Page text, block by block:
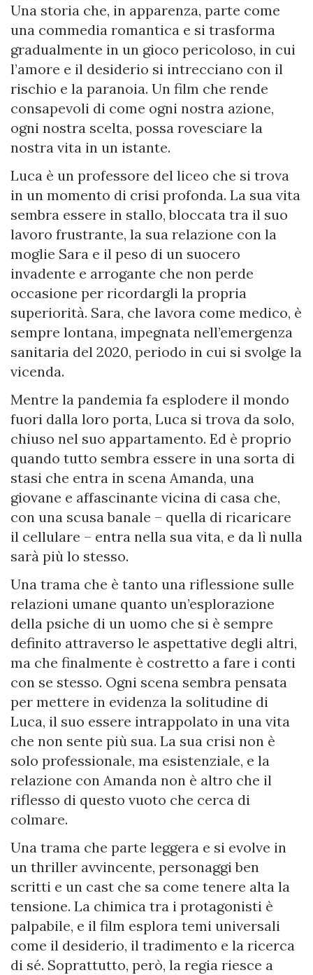
Una storia che, in apparenza, parte come
una commedia romantica e si trasforma
gradualmente in un gioco pericoloso, in cui
l’amore e il desiderio si intrecciano con il
rischio e la paranoia. Un film che rende
consapevoli di come ogni nostra azione,
ogni nostra scelta, possa rovesciare la
nostra vita in un istante.
Luca è un professore del liceo che si trova
in un momento di crisi profonda. La sua vita
sembra essere in stallo, bloccata tra il suo
lavoro frustrante, la sua relazione con la
moglie Sara e il peso di un suocero
invadente e arrogante che non perde
occasione per ricordargli la propria
superiorità. Sara, che lavora come medico, è
sempre lontana, impegnata nell’emergenza
sanitaria del 2020, periodo in cui si svolge la
vicenda.
Mentre la pandemia fa esplodere il mondo
fuori dalla loro porta, Luca si trova da solo,
chiuso nel suo appartamento. Ed è proprio
quando tutto sembra essere in una sorta di
stasi che entra in scena Amanda, una
giovane e affascinante vicina di casa che,
con una scusa banale – quella di ricaricare
il cellulare – entra nella sua vita, e da lì nulla
sarà più lo stesso.
Una trama che è tanto una riflessione sulle
relazioni umane quanto un’esplorazione
della psiche di un uomo che si è sempre
definito attraverso le aspettative degli altri,
ma che finalmente è costretto a fare i conti
con se stesso. Ogni scena sembra pensata
per mettere in evidenza la solitudine di
Luca, il suo essere intrappolato in una vita
che non sente più sua. La sua crisi non è
solo professionale, ma esistenziale, e la
relazione con Amanda non è altro che il
riflesso di questo vuoto che cerca di
colmare.
Una trama che parte leggera e si evolve in
un thriller avvincente, personaggi ben
scritti e un cast che sa come tenere alta la
tensione. La chimica tra i protagonisti è
palpabile, e il film esplora temi universali
come il desiderio, il tradimento e la ricerca
di sé. Soprattutto, però, la regia riesce a